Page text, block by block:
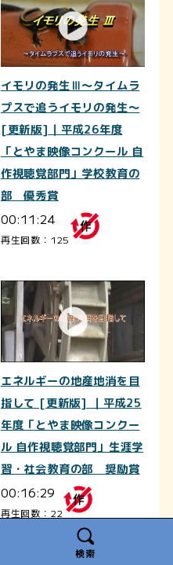
検索
イモリの発生Ⅲ～タイムラ
プスで追うイモリの発生～
[更新版]｜平成26年度
「とやま映像コンクール 自
作視聴覚部門」学校教育の
部 優秀賞
00:11:24
再生回数：125
エネルギーの地産地消を目
指して [更新版] ｜平成25
年度「とやま映像コンクー
ル 自作視聴覚部門」生涯学
習・社会教育の部 奨励賞
00:16:29
再生回数：22